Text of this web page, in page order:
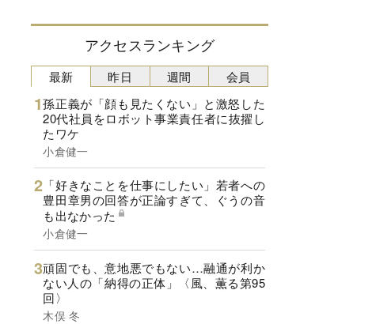
アクセスランキング
最新
孫正義が「顔も見たくない」と激怒した
20代社員をロボット事業責任者に抜擢し
たワケ
小倉健一
「好きなことを仕事にしたい」若者への
豊田章男の回答が正論すぎて、ぐうの音
も出なかった
小倉健一
頑固でも、意地悪でもない…融通が利か
ない人の「納得の正体」〈風、薫る第95
回〉
木俣 冬
昨日 週間 会員